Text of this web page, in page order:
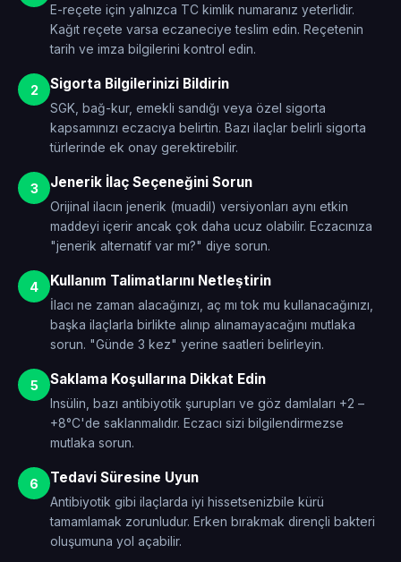
E-reçete için yalnızca TC kimlik numaranız yeterlidir.
Kağıt reçete varsa eczaneciye teslim edin. Reçetenin
tarih ve imza bilgilerini kontrol edin.
2 Sigorta Bilgilerinizi Bildirin
SGK, bağ-kur, emekli sandığı veya özel sigorta
kapsamınızı eczacıya belirtin. Bazı ilaçlar belirli sigorta
türlerinde ek onay gerektirebilir.
3 Jenerik İlaç Seçeneğini Sorun
Orijinal ilacın jenerik (muadil) versiyonları aynı etkin
maddeyi içerir ancak çok daha ucuz olabilir. Eczacınıza
"jenerik alternatif var mı?" diye sorun.
4 Kullanım Talimatlarını Netleştirin
İlacı ne zaman alacağınızı, aç mı tok mu kullanacağınızı,
başka ilaçlarla birlikte alınıp alınamayacağını mutlaka
sorun. "Günde 3 kez" yerine saatleri belirleyin.
5 Saklama Koşullarına Dikkat Edin
Insülin, bazı antibiyotik şurupları ve göz damlaları +2 –
+8°C'de saklanmalıdır. Eczacı sizi bilgilendirmezse
mutlaka sorun.
6 Tedavi Süresine Uyun
Antibiyotik gibi ilaçlarda iyi hissetsenizbile kürü
tamamlamak zorunludur. Erken bırakmak dirençli bakteri
oluşumuna yol açabilir.